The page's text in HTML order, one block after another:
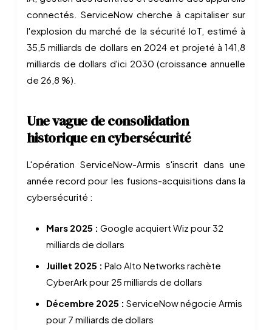
connectés. ServiceNow cherche à capitaliser sur
l'explosion du marché de la sécurité IoT, estimé à
35,5 milliards de dollars en 2024 et projeté à 141,8
milliards de dollars d'ici 2030 (croissance annuelle
de 26,8 %).
Une vague de consolidation
historique en cybersécurité
L'opération ServiceNow-Armis s'inscrit dans une
année record pour les fusions-acquisitions dans la
cybersécurité :
Mars 2025 : Google acquiert Wiz pour 32
milliards de dollars
Juillet 2025 : Palo Alto Networks rachète
CyberArk pour 25 milliards de dollars
Décembre 2025 : ServiceNow négocie Armis
pour 7 milliards de dollars